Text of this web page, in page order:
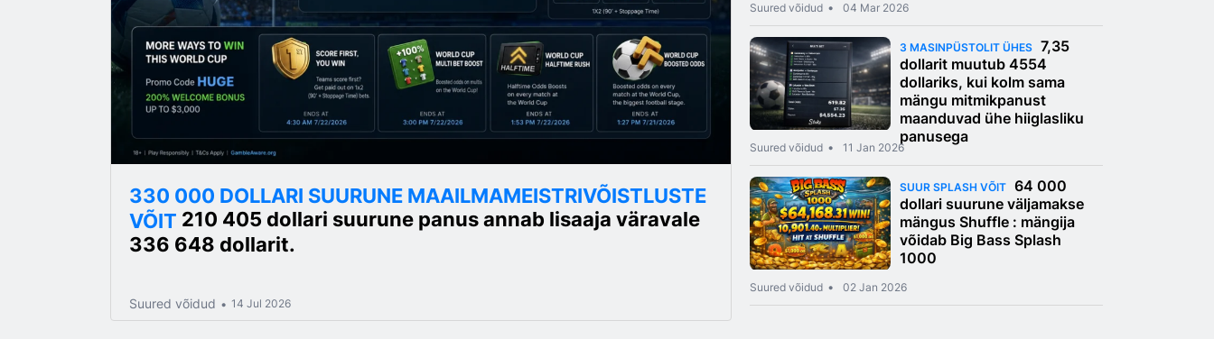
330 000 DOLLARI SUURUNE MAAILMAMEISTRIVÕISTLUSTE
VÕIT 210 405 dollari suurune panus annab lisaaja väravale
336 648 dollarit.
Suured võidud 14 Jul 2026
Suured võidud 04 Mar 2026
3 MASINPÜSTOLIT ÜHES 7,35
dollarit muutub 4554
dollariks, kui kolm sama
mängu mitmikpanust
maanduvad ühe hiiglasliku
panusega
Suured võidud 11 Jan 2026
SUUR SPLASH VÕIT 64 000
dollari suurune väljamakse
mängus Shuffle : mängija
võidab Big Bass Splash
1000
Suured võidud 02 Jan 2026